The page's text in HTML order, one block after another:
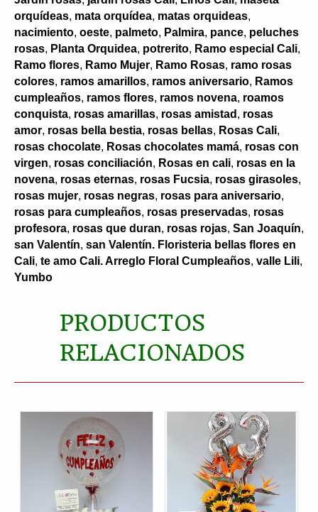
orquídeas, mata orquídea, matas orquideas,
nacimiento, oeste, palmeto, Palmira, pance, peluches
rosas, Planta Orquidea, potrerito, Ramo especial Cali,
Ramo flores, Ramo Mujer, Ramo Rosas, ramo rosas
colores, ramos amarillos, ramos aniversario, Ramos
cumpleaños, ramos flores, ramos novena, roamos
conquista, rosas amarillas, rosas amistad , rosas
amor, rosas bella bestia, rosas bellas, Rosas Cali,
rosas chocolate, Rosas chocolates mamá, rosas con
virgen, rosas conciliación, Rosas en cali, rosas en la
novena, rosas eternas, rosas Fucsia, rosas girasoles,
rosas mujer, rosas negras, rosas para aniversario,
rosas para cumpleaños, rosas preservadas, rosas
profesora, rosas que duran, rosas rojas, San Joaquín,
san Valentín, san Valentín. Floristeria bellas flores en
Cali, te amo Cali. Arreglo Floral Cumpleaños, valle Lili,
Yumbo
PRODUCTOS
RELACIONADOS